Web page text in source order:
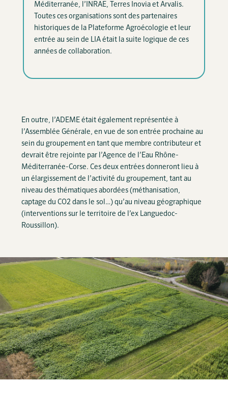
Méditerranée, l’INRAE, Terres Inovia et Arvalis.
Toutes ces organisations sont des partenaires
historiques de la Plateforme Agroécologie et leur
entrée au sein de LIA était la suite logique de ces
années de collaboration.
En outre, l’ADEME était également représentée à
l’Assemblée Générale, en vue de son entrée prochaine au
sein du groupement en tant que membre contributeur et
devrait être rejointe par l’Agence de l’Eau Rhône-
Méditerranée-Corse. Ces deux entrées donneront lieu à
un élargissement de l’activité du groupement, tant au
niveau des thématiques abordées (méthanisation,
captage du CO2 dans le sol…) qu’au niveau géographique
(interventions sur le territoire de l’ex Languedoc-
Roussillon).